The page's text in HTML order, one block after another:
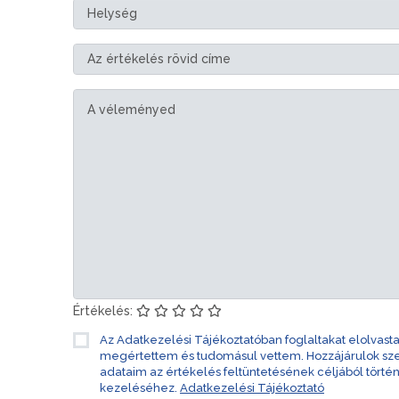
Értékelés:
Az Adatkezelési Tájékoztatóban foglaltakat
megértettem és tudomásul vettem. Hozzájárulok
adataim az értékelés feltüntetésének céljából
kezeléséhez. Adatkezelési Tájékoztató